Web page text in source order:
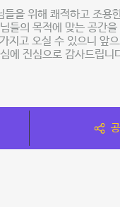
을 위해 쾌적하고 조용
들의 목적에 맞는 공간
지고 오실 수 있으니 앞
에 진심으로 감사드립니